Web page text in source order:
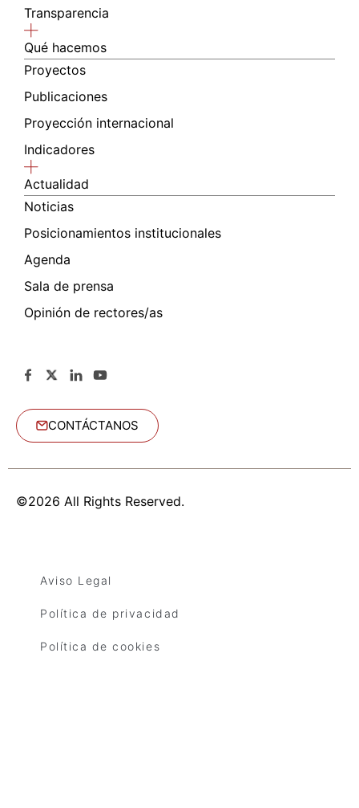
Transparencia
Qué hacemos
Proyectos
Publicaciones
Proyección internacional
Indicadores
Actualidad
Noticias
Posicionamientos institucionales
Agenda
Sala de prensa
Opinión de rectores/as
CONTÁCTANOS
©2026 All Rights Reserved.
Aviso Legal
Política de privacidad
Política de cookies